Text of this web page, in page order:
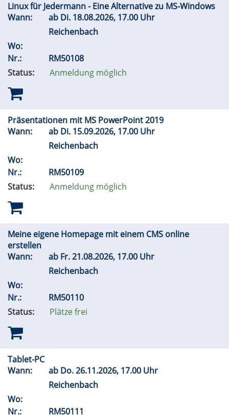
Linux für Jedermann - Eine Alternative zu MS-Windows
Wann:
ab Di. 18.08.2026, 17.00 Uhr
Reichenbach
Wo:
Nr.:
RM50108
Status:
Anmeldung möglich
Präsentationen mit MS PowerPoint 2019
Wann:
ab Di. 15.09.2026, 17.00 Uhr
Reichenbach
Wo:
Nr.:
RM50109
Status:
Anmeldung möglich
Meine eigene Homepage mit einem CMS online
erstellen
Wann:
ab Fr.21.08.2026, 17.00 Uhr
Reichenbach
Wo:
Nr.:
RM50110
Status:
Plätze frei
Tablet-PC
Wann:
ab Do.26.11.2026, 17.00 Uhr
Reichenbach
Wo:
Nr.:
RM50111